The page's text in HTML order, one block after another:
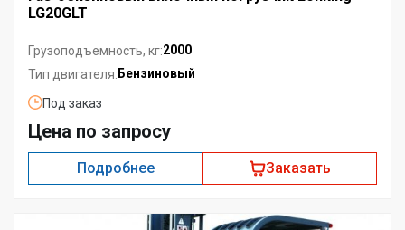
LG20GLT
Грузоподъемность, кг:2000
Тип двигателя: Бензиновый
Под заказ
Цена по запросу
Подробнее Заказать